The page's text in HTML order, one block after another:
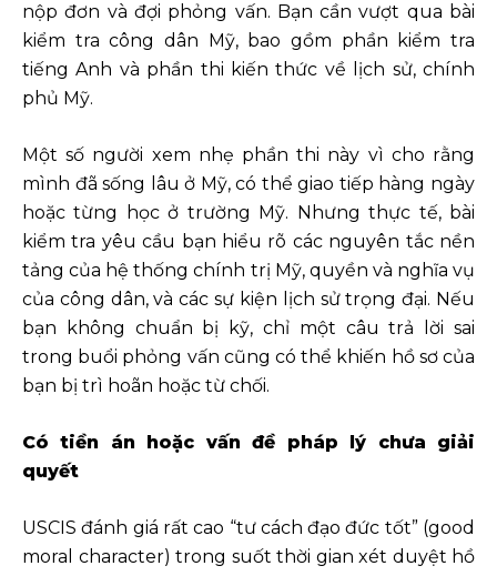
nộp đơn và đợi phỏng vấn. Bạn cần vượt qua bài
kiểm tra công dân Mỹ, bao gồm phần kiểm tra
tiếng Anh và phần thi kiến thức về lịch sử, chính
phủ Mỹ.
Một số người xem nhẹ phần thi này vì cho rằng
mình đã sống lâu ở Mỹ, có thể giao tiếp hàng ngày
hoặc từng học ở trường Mỹ. Nhưng thực tế, bài
kiểm tra yêu cầu bạn hiểu rõ các nguyên tắc nền
tảng của hệ thống chính trị Mỹ, quyền và nghĩa vụ
của công dân, và các sự kiện lịch sử trọng đại. Nếu
bạn không chuẩn bị kỹ, chỉ một câu trả lời sai
trong buổi phỏng vấn cũng có thể khiến hồ sơ của
bạn bị trì hoãn hoặc từ chối.
Có tiền án hoặc vấn đề pháp lý chưa giải
quyết
USCIS đánh giá rất cao “tư cách đạo đức tốt” (good
moral character) trong suốt thời gian xét duyệt hồ